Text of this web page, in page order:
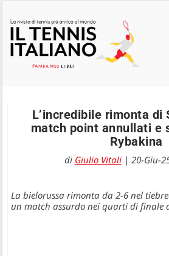
L’incredibile rimonta di
match point annullati e
Rybakina
di Giulio Vitali| 20-Giu-
La bielorussa rimonta da 2-6 nel
un match assurdo nei quarti di finale